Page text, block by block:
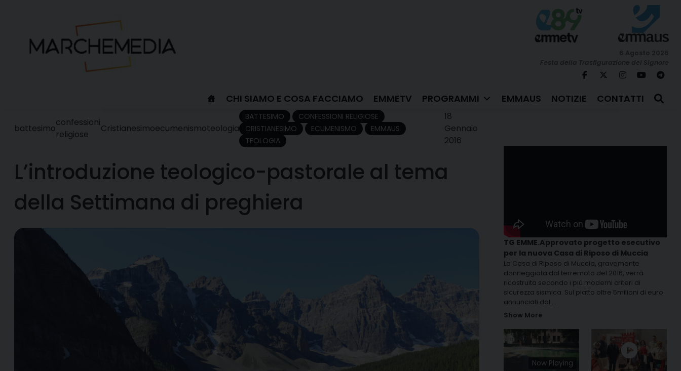
CHI SIAMO E COSA FACCIAMO EMMETV PROGRAMMI EMMAUS NOTIZIE CONTATTI
battesimo
confessioni
religiose
Cristianesimoecumenismoteologia
BATTESIMO
CONFESSIONI RELIGIOSE
CRISTIANESIMO
ECUMENISMO
EMMAUS
TEOLOGIA
18
Gennaio
2016
L’introduzione teologico-pastorale al tema
della Settimana di preghiera
TG EMME.Approvato progetto esecutivo
per la nuova Casa di Riposo di Muccia
La Casa di Riposo di Muccia, gravemente
danneggiata dal terremoto del 2016, verrà
ricostruita secondo i più moderni criteri di
sicurezza sismica. Sul piatto oltre 5milioni di euro
annunciati dal ...
Show More
Now Playing